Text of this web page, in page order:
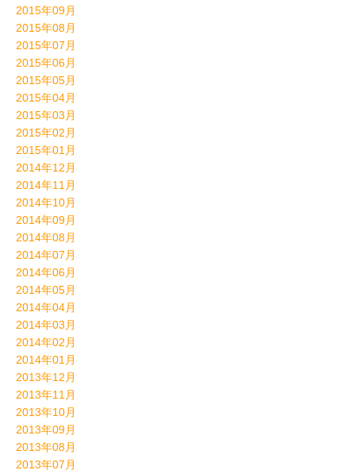
2015年09月
2015年08月
2015年07月
2015年06月
2015年05月
2015年04月
2015年03月
2015年02月
2015年01月
2014年12月
2014年11月
2014年10月
2014年09月
2014年08月
2014年07月
2014年06月
2014年05月
2014年04月
2014年03月
2014年02月
2014年01月
2013年12月
2013年11月
2013年10月
2013年09月
2013年08月
2013年07月